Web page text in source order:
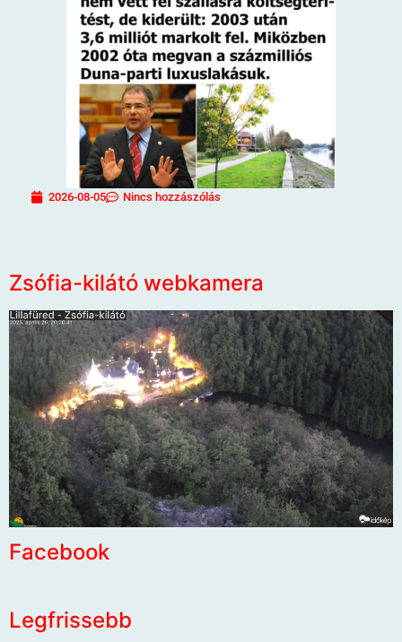
2026-08-05 Nincs hozzászólás
Zsófia-kilátó webkamera
Facebook
Legfrissebb